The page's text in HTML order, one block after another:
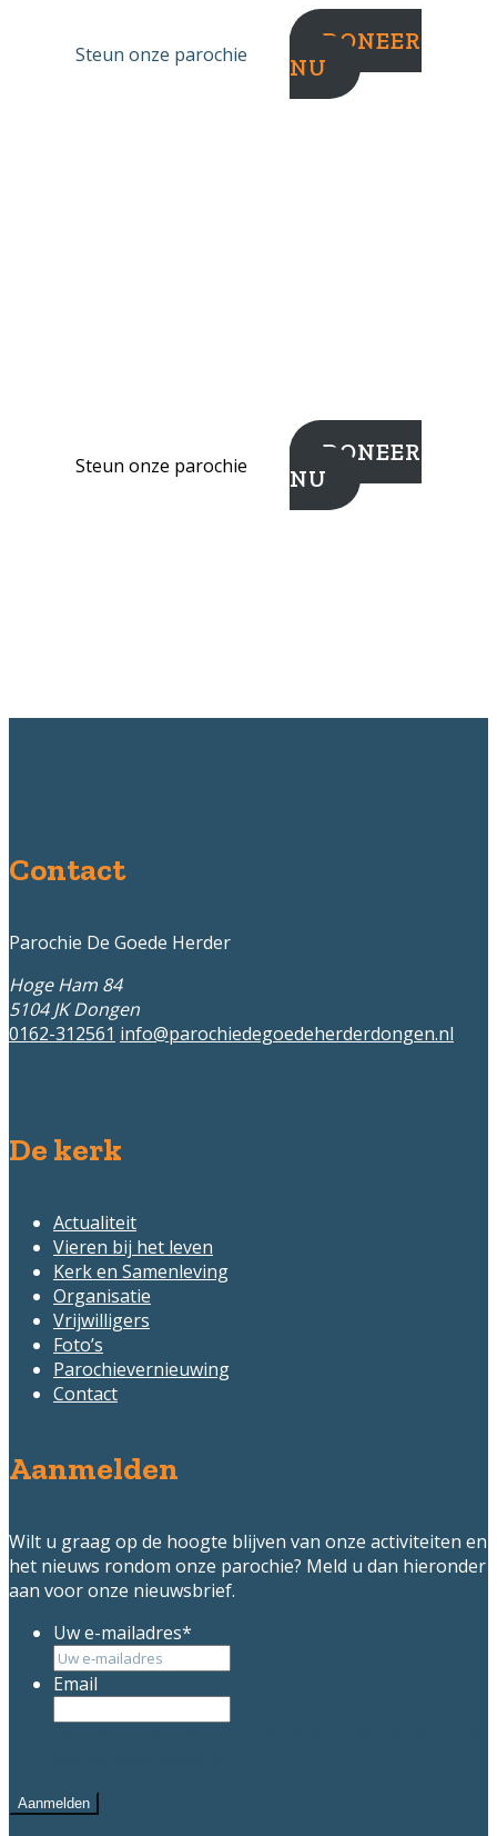
Steun onze parochie
DONEER
NU
Steun onze parochie
DONEER
NU
Contact
Parochie De Goede Herder
Hoge Ham 84
5104 JK Dongen
0162-312561 info@parochiedegoedeherderdongen.nl
De kerk
Actualiteit
Vieren bij het leven
Kerk en Samenleving
Organisatie
Vrijwilligers
Foto’s
Parochievernieuwing
Contact
Aanmelden
Wilt u graag op de hoogte blijven van onze activiteiten en
het nieuws rondom onze parochie? Meld u dan hieronder
aan voor onze nieuwsbrief.
Uw e-mailadres*
Email